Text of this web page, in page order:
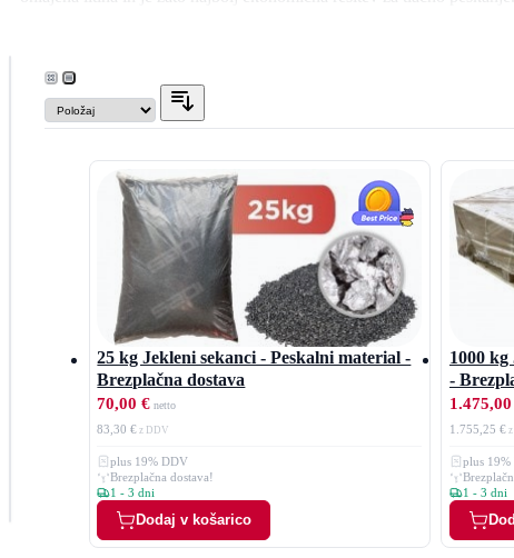
Če potrebujete večje količine abraziva iz litega jekla, se obrnite
FILTER
Velikost
GH25 (0,4 - 1,2 mm)
GH40 (0,3 - 1,0 mm)
GH80 (0,1 - 0,4 mm)
Quantum Mix GH40/GH25
Quantum Mix GH50/GH40
Material
25 kg Jekleni sekanci - Peskalni material -
Brezplačna dostava
83,30 €
70,00 €
plus 19% DDV
Brezplačna dostava!
1 - 3 dni
Dodaj v košarico
1000
-
1.755,25 €
plus
1 - 3 dni